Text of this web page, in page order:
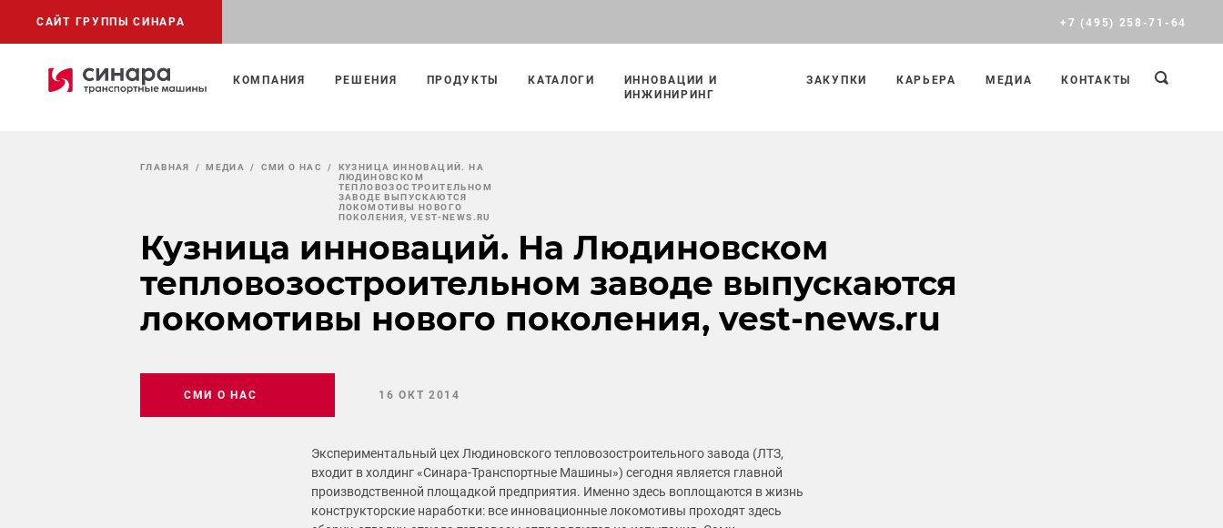
САЙТ ГРУППЫ СИНАРА +7 (495) 258-71-64
КОМПАНИЯ РЕШЕНИЯ ПРОДУКТЫ КАТАЛОГИ
ИННОВАЦИИ И
ИНЖИНИРИНГ
ЗАКУПКИ КАРЬЕРА МЕДИА КОНТАКТЫ
ГЛАВНАЯ МЕДИА СМИ О НАС
КУЗНИЦА ИННОВАЦИЙ. НА
ЛЮДИНОВСКОМ
ТЕПЛОВОЗОСТРОИТЕЛЬНОМ
ЗАВОДЕ ВЫПУСКАЮТСЯ
ЛОКОМОТИВЫ НОВОГО
ПОКОЛЕНИЯ, VEST-NEWS.RU
Кузница инноваций. На Людиновском
тепловозостроительном заводе выпускаются
локомотивы нового поколения, vest-news.ru
СМИ О НАС 16 ОКТ 2014
Экспериментальный цех Людиновского тепловозостроительного завода (ЛТЗ,
входит в холдинг «Синара-Транспортные Машины») сегодня является главной
производственной площадкой предприятия. Именно здесь воплощаются в жизнь
конструкторские наработки: все инновационные локомотивы проходят здесь